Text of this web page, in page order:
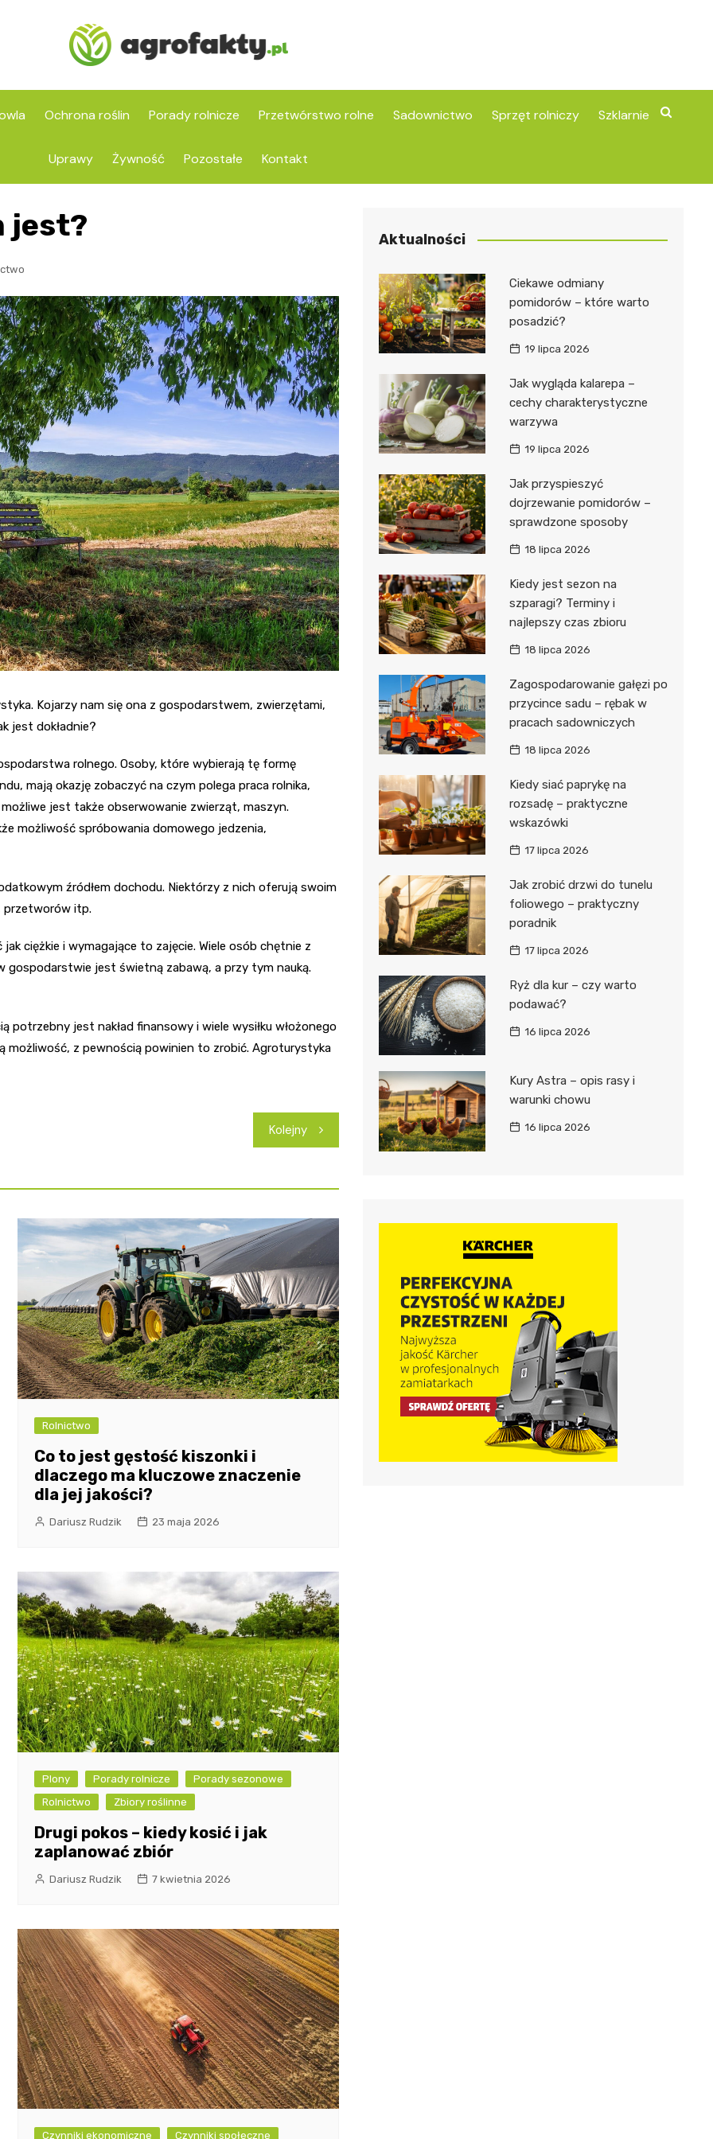
Ochrona roślin Porady rolnicze Przetwórstwo rolne Sadownictwo Sprzęt rolniczy Szklarnie
Uprawy Żywność Pozostałe Kontakt
jest?
Kojarzy nam się ona z gospodarstwem, zwierzętami,
jest dokładnie?
rolnego. Osoby, które wybierają tę formę
mają okazję zobaczyć na czym polega praca rolnika,
jest także obserwowanie zwierząt, maszyn.
możliwość spróbowania domowego jedzenia,
źródłem dochodu. Niektórzy z nich oferują swoim
przetworów itp.
ciężkie i wymagające to zajęcie. Wiele osób chętnie z
gospodarstwie jest świetną zabawą, a przy tym nauką.
jest nakład finansowy i wiele wysiłku włożonego
możliwość, z pewnością powinien to zrobić. Agroturystyka
Kolejny
Rolnictwo
Co to jest gęstość kiszonki i
dlaczego ma kluczowe znaczenie
dla jej jakości?
Dariusz Rudzik 23 maja 2026
Plony Porady rolnicze
Porady sezonowe
Rolnictwo
Zbiory roślinne
Drugi pokos – kiedy kosić i jak
zaplanować zbiór
Dariusz Rudzik 7 kwietnia 2026
Czynniki ekonomiczne Czynniki społeczne
Aktualności
Ciekawe odmiany
pomidorów – które warto
posadzić?
19 lipca 2026
Jak wygląda kalarepa –
cechy charakterystyczne
warzywa
19 lipca 2026
Jak przyspieszyć
dojrzewanie pomidorów –
sprawdzone sposoby
18 lipca 2026
Kiedy jest sezon na
szparagi? Terminy i
najlepszy czas zbioru
18 lipca 2026
Zagospodarowanie gałęzi po
przycince sadu – rębak w
pracach sadowniczych
18 lipca 2026
Kiedy siać paprykę na
rozsadę – praktyczne
wskazówki
17 lipca 2026
Jak zrobić drzwi do tunelu
foliowego – praktyczny
poradnik
17 lipca 2026
Ryż dla kur – czy warto
podawać?
16 lipca 2026
Kury Astra – opis rasy i
warunki chowu
16 lipca 2026